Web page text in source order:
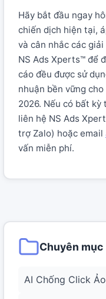
Hãy bắt đầu ngay
chiến dịch hiện tại,
và cân nhắc các
NS Ads Xperts™ để
cáo đều được sử
nhuận bền vững
2026. Nếu có bất kỳ
liên hệ NS Ads
trợ Zalo) hoặc email
vấn miễn phí.
Chuyên mục
AI Chống Click Ảo